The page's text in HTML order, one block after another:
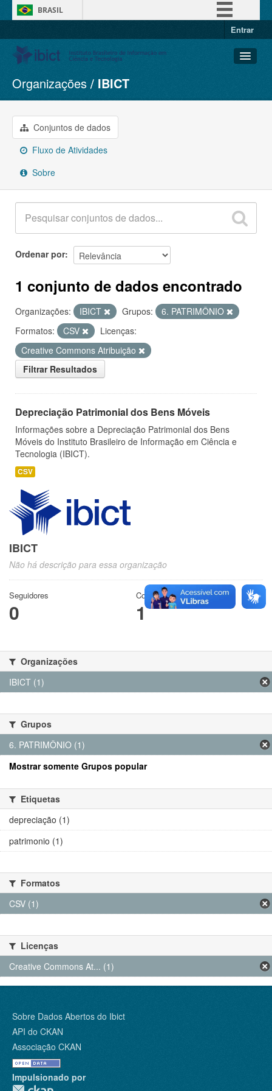
BRASIL
Entrar
Conjuntos de dados
Organizações
Grupos
Sobre
Organizações IBICT
Conjuntos de dados
Fluxo de Atividades
Sobre
Ordenar por
1 conjunto de dados encontrado
Organizações: IBICT Grupos:
6. PATRIMÔNIO
Formatos:
CSV
Licenças:
Creative Commons Atribuição
Filtrar Resultados
Depreciação Patrimonial dos Bens Móveis
Informações sobre a Depreciação Patrimonial dos Bens
Móveis do Instituto Brasileiro de Informação em Ciência e
Tecnologia (IBICT).
CSV
IBICT
Não há descrição para essa organização
Seguidores
0
Conjuntos de dados
1
Organizações
IBICT (1)
Grupos
6. PATRIMÔNIO (1)
Mostrar somente Grupos popular
Etiquetas
depreciação (1)
patrimonio (1)
Formatos
CSV (1)
Licenças
Creative Commons At... (1)
Sobre Dados Abertos do Ibict
API do CKAN
Associação CKAN
Impulsionado por